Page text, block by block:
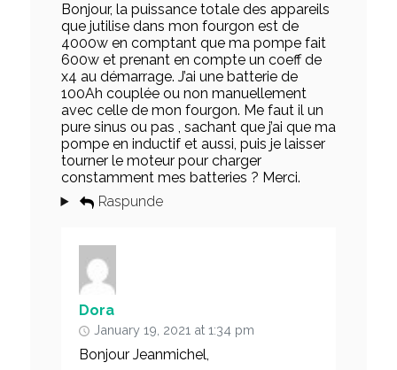
Bonjour, la puissance totale des appareils
que jutilise dans mon fourgon est de
4000w en comptant que ma pompe fait
600w et prenant en compte un coeff de
x4 au démarrage. J’ai une batterie de
100Ah couplée ou non manuellement
avec celle de mon fourgon. Me faut il un
pure sinus ou pas , sachant que j’ai que ma
pompe en inductif et aussi, puis je laisser
tourner le moteur pour charger
constamment mes batteries ? Merci.
Raspunde
Dora
January 19, 2021 at 1:34 pm
Bonjour Jeanmichel,